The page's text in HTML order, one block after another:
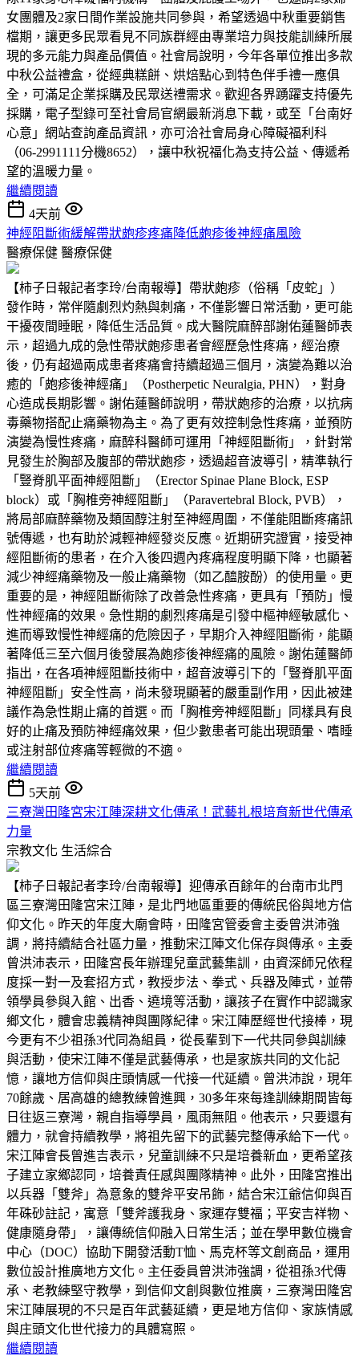
女團體及2家日間作業設施共同參與，希望透過中秋重要銷售
檔期，讓更多民眾看見不同族群經由專業培力與技能訓練所展
現的多元能力與產品價值。社會局說明，今年各單位推出多款
中秋公益禮盒，從經典糕餅、烘焙點心到特色伴手禮一應俱
全，可滿足企業採購及民眾送禮需求。歡迎各界踴躍支持優先
採購，電子型錄可至社會局官網最新消息下載，或至「台南好
心意」網站查詢產品資訊，亦可洽社會局身心障礙福利科
（06-2991111分機8652），讓中秋祝福化為支持公益、傳遞希
望的溫暖力量。
繼續閱讀
4天前
神經阻斷術緩解帶狀皰疹疼痛降低皰疹後神經痛風險
醫療保健 醫療保健
【柿子日報記者李玲/台南報導】帶狀皰疹（俗稱「皮蛇」）
發作時，常伴隨劇烈灼熱與刺痛，不僅影響日常活動，更可能
干擾夜間睡眠，降低生活品質。成大醫院麻醉部謝佑蓮醫師表
示，超過九成的急性帶狀皰疹患者會經歷急性疼痛，經治療
後，仍有超過兩成患者疼痛會持續超過三個月，演變為難以治
癒的「皰疹後神經痛」（Postherpetic Neuralgia, PHN），對身
心造成長期影響。謝佑蓮醫師說明，帶狀皰疹的治療，以抗病
毒藥物搭配止痛藥物為主。為了更有效控制急性疼痛，並預防
演變為慢性疼痛，麻醉科醫師可運用「神經阻斷術」，針對常
見發生於胸部及腹部的帶狀皰疹，透過超音波導引，精準執行
「豎脊肌平面神經阻斷」（Erector Spinae Plane Block, ESP
block）或「胸椎旁神經阻斷」（Paravertebral Block, PVB），
將局部麻醉藥物及類固醇注射至神經周圍，不僅能阻斷疼痛訊
號傳遞，也有助於減輕神經發炎反應。近期研究證實，接受神
經阻斷術的患者，在介入後四週內疼痛程度明顯下降，也顯著
減少神經痛藥物及一般止痛藥物（如乙醯胺酚）的使用量。更
重要的是，神經阻斷術除了改善急性疼痛，更具有「預防」慢
性神經痛的效果。急性期的劇烈疼痛是引發中樞神經敏感化、
進而導致慢性神經痛的危險因子，早期介入神經阻斷術，能顯
著降低三至六個月後發展為皰疹後神經痛的風險。謝佑蓮醫師
指出，在各項神經阻斷技術中，超音波導引下的「豎脊肌平面
神經阻斷」安全性高，尚未發現顯著的嚴重副作用，因此被建
議作為急性期止痛的首選。而「胸椎旁神經阻斷」同樣具有良
好的止痛及預防神經痛效果，但少數患者可能出現頭暈、嗜睡
或注射部位疼痛等輕微的不適。
繼續閱讀
5天前
三寮灣田隆宮宋江陣深耕文化傳承！武藝扎根培育新世代傳承
力量
宗教文化 生活綜合
【柿子日報記者李玲/台南報導】迎傳承百餘年的台南市北門
區三寮灣田隆宮宋江陣，是北門地區重要的傳統民俗與地方信
仰文化。昨天的年度大廟會時，田隆宮管委會主委曾洪沛強
調，將持續結合社區力量，推動宋江陣文化保存與傳承。主委
曾洪沛表示，田隆宮長年辦理兒童武藝集訓，由資深師兄依程
度採一對一及套招方式，教授步法、拳式、兵器及陣式，並帶
領學員參與入館、出香、遶境等活動，讓孩子在實作中認識家
鄉文化，體會忠義精神與團隊紀律。宋江陣歷經世代接棒，現
今更有不少祖孫3代同為組員，從長輩到下一代共同參與訓練
與活動，使宋江陣不僅是武藝傳承，也是家族共同的文化記
憶，讓地方信仰與庄頭情感一代接一代延續。曾洪沛說，現年
70餘歲、居高雄的總教練曾進興，30多年來每逢訓練期間皆每
日往返三寮灣，親自指導學員，風雨無阻。他表示，只要還有
體力，就會持續教學，將祖先留下的武藝完整傳承給下一代。
宋江陣會長曾進吉表示，兒童訓練不只是培養新血，更希望孩
子建立家鄉認同，培養責任感與團隊精神。此外，田隆宮推出
以兵器「雙斧」為意象的雙斧平安吊飾，結合宋江爺信仰與百
年硃砂註記，寓意「雙斧護我身、家運存雙福；平安吉祥物、
健康隨身帶」，讓傳統信仰融入日常生活；並在學甲數位機會
中心（DOC）協助下開發活動T恤、馬克杯等文創商品，運用
數位設計推廣地方文化。主任委員曾洪沛強調，從祖孫3代傳
承、老教練堅守教學，到信仰文創與數位推廣，三寮灣田隆宮
宋江陣展現的不只是百年武藝延續，更是地方信仰、家族情感
與庄頭文化世代接力的具體寫照。
繼續閱讀